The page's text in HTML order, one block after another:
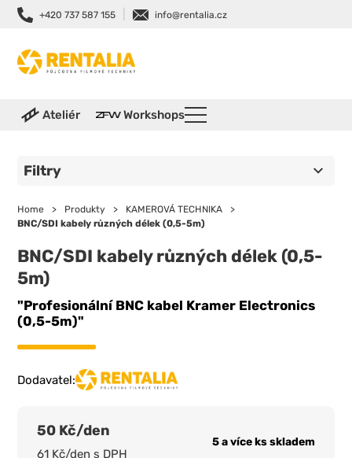
+420 737 587 155 info@rentalia.cz
Ateliér Workshops
Filtry
Home > Produkty > KAMEROVÁ TECHNIKA
>
BNC/SDI kabely různých délek (0,5-5m)
BNC/SDI kabely různých délek (0,5-
5m)
"Profesionální BNC kabel Kramer Electronics
(0,5-5m)"
Dodavatel:
50 Kč/den
61 Kč/den s DPH
5 a více ks skladem